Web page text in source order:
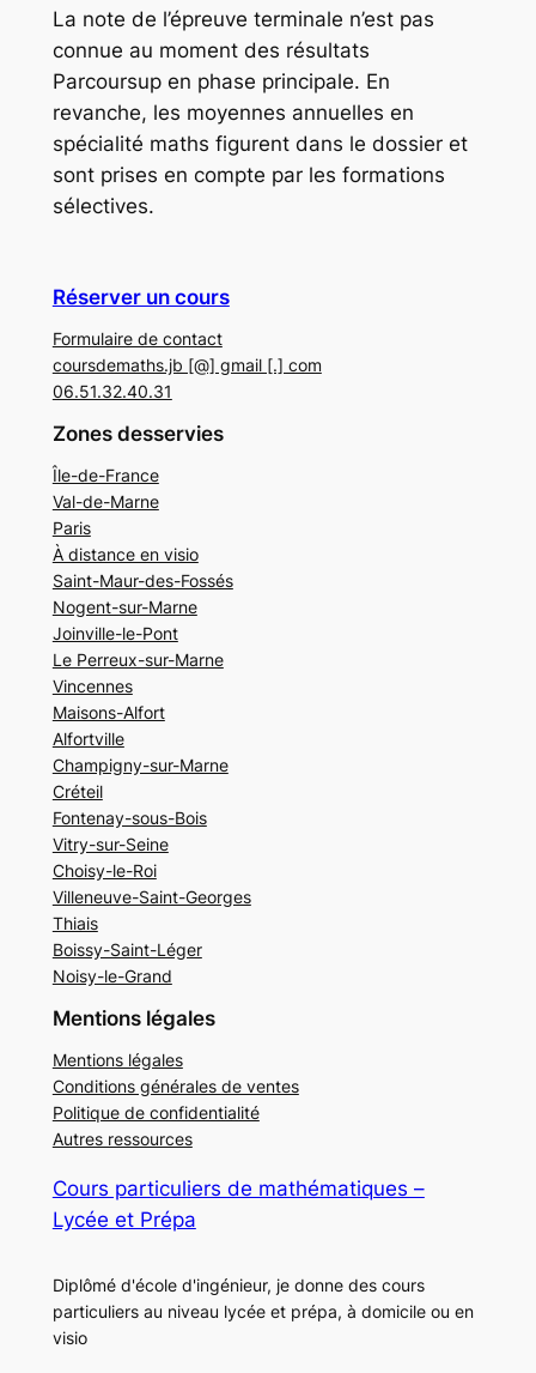
La note de l’épreuve terminale n’est pas
connue au moment des résultats
Parcoursup en phase principale. En
revanche, les moyennes annuelles en
spécialité maths figurent dans le dossier et
sont prises en compte par les formations
sélectives.
Réserver un cours
Formulaire de contact
coursdemaths.jb [@] gmail [.] com
06.51.32.40.31
Zones desservies
Île-de-France
Val-de-Marne
Paris
À distance en visio
Saint-Maur-des-Fossés
Nogent-sur-Marne
Joinville-le-Pont
Le Perreux-sur-Marne
Vincennes
Maisons-Alfort
Alfortville
Champigny-sur-Marne
Créteil
Fontenay-sous-Bois
Vitry-sur-Seine
Choisy-le-Roi
Villeneuve-Saint-Georges
Thiais
Boissy-Saint-Léger
Noisy-le-Grand
Mentions légales
Mentions légales
Conditions générales de ventes
Politique de confidentialité
Autres ressources
Cours particuliers de mathématiques –
Lycée et Prépa
Diplômé d'école d'ingénieur, je donne des cours
particuliers au niveau lycée et prépa, à domicile ou en
visio